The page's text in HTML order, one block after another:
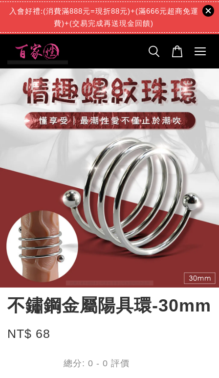
入會好禮:(消費滿888元=現折88元)+(滿666元超商免運
費)+(交易完成再送現金回饋)
不鏽鋼金屬陽具環-30mm
NT$ 68
總分: 0 - 0 評價